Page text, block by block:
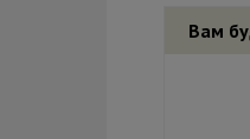
Вам